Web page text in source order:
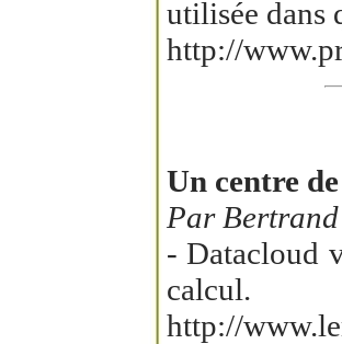
utilisée dans
http://
Un centre
Par
- Datacloud
calcul.
http://